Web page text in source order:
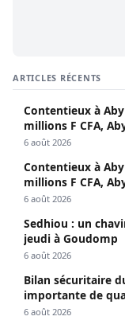
ARTICLES RÉCENTS
Contentieux à
millions F CFA,
sociaux
6 août 2026
Contentieux à
millions F CFA,
sociaux
6 août 2026
Sedhiou : un
jeudi à Goudomp
6 août 2026
Bilan sécuritaire
importante de
6 août 2026